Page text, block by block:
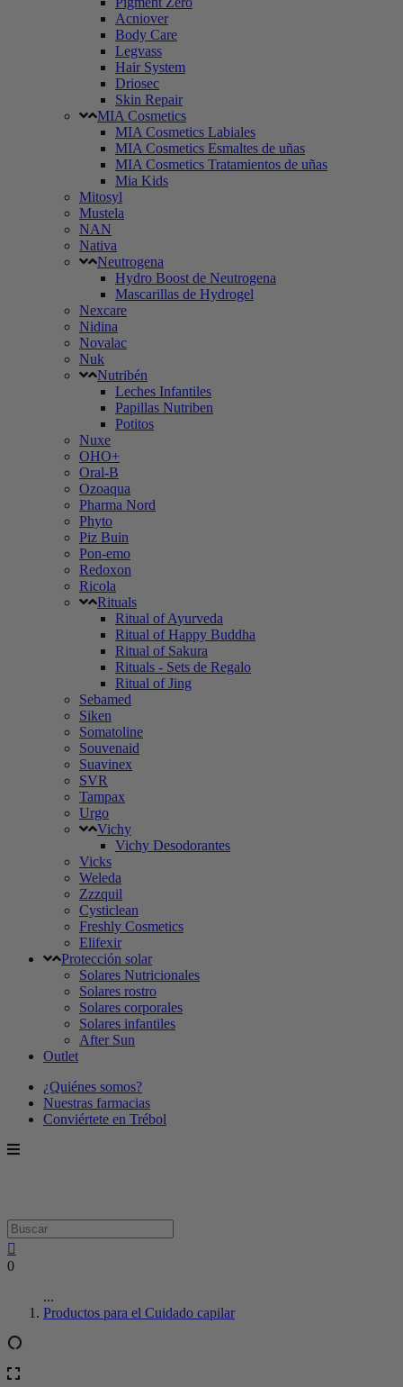
Acniover
Body Care
Legvass
Hair System
Driosec
Skin Repair
MIA Cosmetics
MIA Cosmetics Labiales
MIA Cosmetics Esmaltes de uñas
MIA Cosmetics Tratamientos de uñas
Mia Kids
Mitosyl
Mustela
NAN
Nativa
Neutrogena
Hydro Boost de Neutrogena
Mascarillas de Hydrogel
Nexcare
Nidina
Novalac
Nuk
Nutribén
Leches Infantiles
Papillas Nutriben
Potitos
Nuxe
OHO+
Oral-B
Ozoaqua
Pharma Nord
Phyto
Piz Buin
Pon-emo
Redoxon
Ricola
Rituals
Ritual of Ayurveda
Ritual of Happy Buddha
Ritual of Sakura
Rituals - Sets de Regalo
Ritual of Jing
Sebamed
Siken
Somatoline
Souvenaid
Suavinex
SVR
Tampax
Urgo
Vichy
Vichy Desodorantes
Vicks
Weleda
Zzzquil
Cysticlean
Freshly Cosmetics
Elifexir
Protección solar
Solares Nutricionales
Solares rostro
Solares corporales
Solares infantiles
After Sun
Outlet
¿Quiénes somos?
Nuestras farmacias
Conviértete en Trébol
0
...
Productos para el Cuidado capilar